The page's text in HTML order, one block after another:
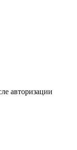
авторизации